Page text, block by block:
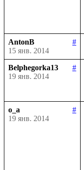
AntonB
#
15 янв. 2014
Belphegorka13
#
19 янв. 2014
o_a
#
19 янв. 2014